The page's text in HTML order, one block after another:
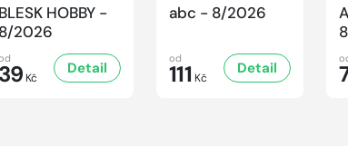
BLESK HOBBY -
8/2026
39 Kč
Detail
abc - 8/2026
od
111 Kč
Detail